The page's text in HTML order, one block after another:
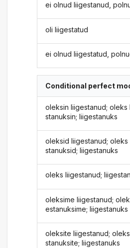
ei olnud liigestanud,
oli liigestatud
ei olnud liigestatud,
Conditional perfect
oleksin liigestanud; oleks
stanuksin; liigestanuks
oleksid liigestanud; oleks
stanuksid; liigestanuks
oleks liigestanud;
oleksime liigestanud;
estanuksime; liigestanuks
oleksite liigestanud;
stanuksite; liigestanuks